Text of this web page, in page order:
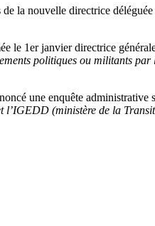
la nouvelle directrice
le 1er janvier directrice
politiques ou militants par
une enquête administrative
(ministère de la